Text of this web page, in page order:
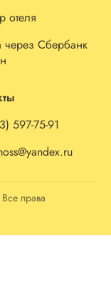
отеля
через Сбербанк
597-75-91
права